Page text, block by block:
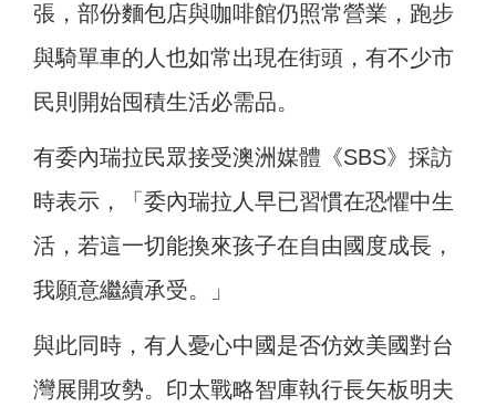
張，部份麵包店與咖啡館仍照常營業，跑步
與騎單車的人也如常出現在街頭，有不少市
民則開始囤積生活必需品。
有委內瑞拉民眾接受澳洲媒體《SBS》採訪
時表示，「委內瑞拉人早已習慣在恐懼中生
活，若這一切能換來孩子在自由國度成長，
我願意繼續承受。」
與此同時，有人憂心中國是否仿效美國對台
灣展開攻勢。印太戰略智庫執行長矢板明夫